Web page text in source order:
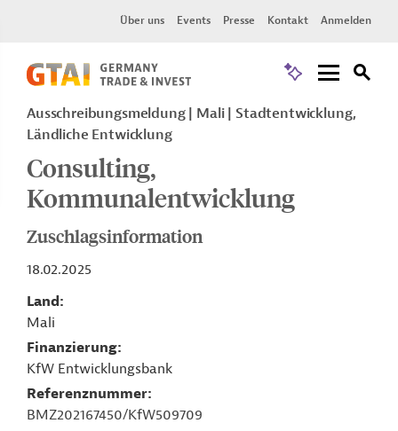
Über uns Events Presse Kontakt Anmelden
Ausschreibungsmeldung Mali
Stadtentwicklung,
Ländliche Entwicklung
Consulting,
Kommunalentwicklung
Zuschlagsinformation
18.02.2025
Land
Mali
Finanzierung
KfW Entwicklungsbank
Referenznummer
BMZ202167450/KfW509709